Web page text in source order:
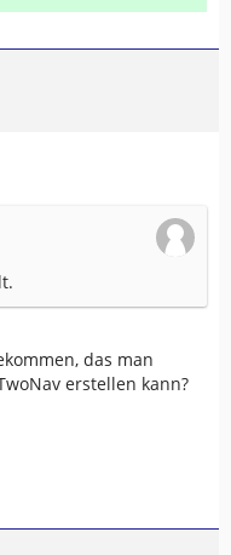
das man
erstellen kann?